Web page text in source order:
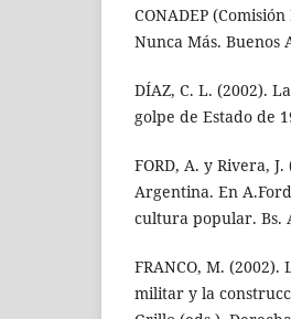
CONADEP
Nunca Más. Buenos
DÍAZ, C. L. (2002).
golpe de Estado de
FORD, A. y Rivera,
Argentina. En
cultura popular. Bs.
FRANCO, M.
militar y la